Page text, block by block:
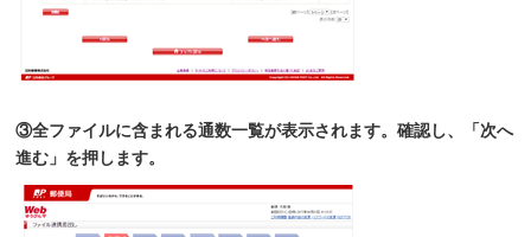
③全ファイルに含まれる通数一覧が表示されます。確認し、「次へ
進む」を押します。